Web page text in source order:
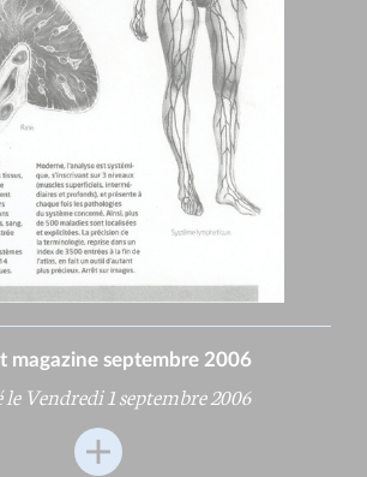
magazine septembre 2006
le Vendredi 1 septembre 2006